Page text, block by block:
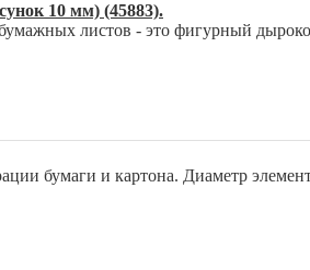
10 мм) (45883).
листов - это фигурный
бумаги и картона. Диаметр